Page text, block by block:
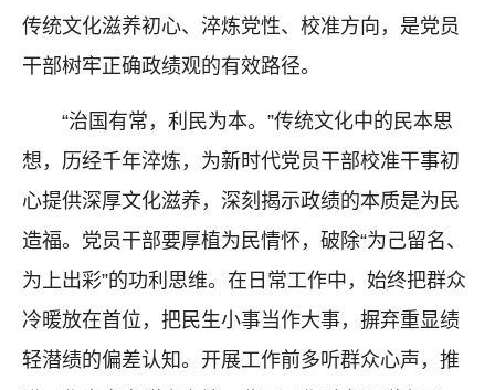
传统文化滋养初心、淬炼党性、校准方向，是党员
干部树牢正确政绩观的有效路径。
“治国有常，利民为本。”传统文化中的民本思
想，历经千年淬炼，为新时代党员干部校准干事初
心提供深厚文化滋养，深刻揭示政绩的本质是为民
造福。党员干部要厚植为民情怀，破除“为己留名、
为上出彩”的功利思维。在日常工作中，始终把群众
冷暖放在首位，把民生小事当作大事，摒弃重显绩
轻潜绩的偏差认知。开展工作前多听群众心声，推